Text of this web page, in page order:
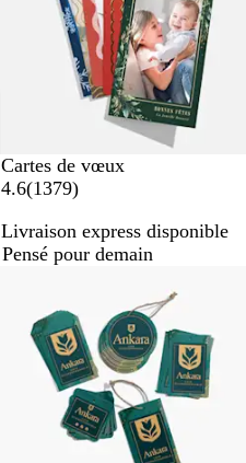
Cartes de vœux
4.6(1379a
i
s
)
Livraison express disponible
Pensé pour demain